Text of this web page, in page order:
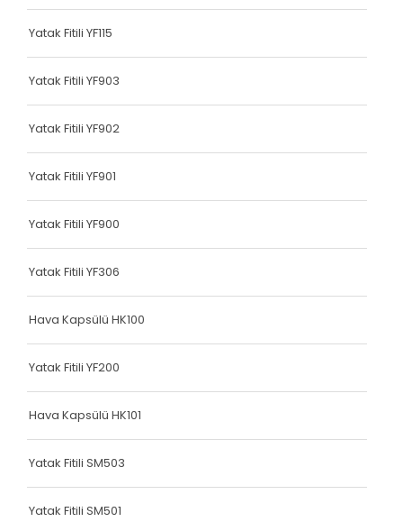
Terlik Kolonu
Terlik Kolonu
Terlik Kolonu
Terlik Kolonu
Terlik Kolonu
Terlik Kolonu
Terlik Kolonu
Terlik Kolonu
Terlik Kolonu
Terlik Kolonu
Terlik Kolonu
Yatak Fitili YF115
Yatak Fitili YF903
Yatak Fitili YF902
Yatak Fitili YF901
Yatak Fitili YF900
Yatak Fitili YF306
Hava Kapsülü HK100
Yatak Fitili YF200
Hava Kapsülü HK101
Yatak Fitili SM503
Yatak Fitili SM501